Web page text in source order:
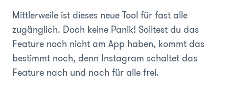
Mittlerweile ist dieses neue Tool für fast alle
zugänglich. Doch keine Panik! Solltest du das
Feature noch nicht am App haben, kommt das
bestimmt noch, denn Instagram schaltet das
Feature nach und nach für alle frei.